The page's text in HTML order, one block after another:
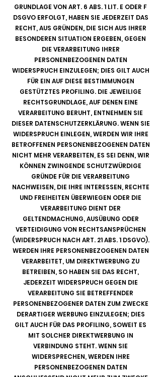
GRUNDLAGE VON ART. 6 ABS. 1 LIT. E ODER F
DSGVO ERFOLGT, HABEN SIE JEDERZEIT DAS
RECHT, AUS GRÜNDEN, DIE SICH AUS IHRER
BESONDEREN SITUATION ERGEBEN, GEGEN
DIE VERARBEITUNG IHRER
PERSONENBEZOGENEN DATEN
WIDERSPRUCH EINZULEGEN; DIES GILT AUCH
FÜR EIN AUF DIESE BESTIMMUNGEN
GESTÜTZTES PROFILING. DIE JEWEILIGE
RECHTSGRUNDLAGE, AUF DENEN EINE
VERARBEITUNG BERUHT, ENTNEHMEN SIE
DIESER DATENSCHUTZERKLÄRUNG. WENN SIE
WIDERSPRUCH EINLEGEN, WERDEN WIR IHRE
BETROFFENEN PERSONENBEZOGENEN DATEN
NICHT MEHR VERARBEITEN, ES SEI DENN, WIR
KÖNNEN ZWINGENDE SCHUTZWÜRDIGE
GRÜNDE FÜR DIE VERARBEITUNG
NACHWEISEN, DIE IHRE INTERESSEN, RECHTE
UND FREIHEITEN ÜBERWIEGEN ODER DIE
VERARBEITUNG DIENT DER
GELTENDMACHUNG, AUSÜBUNG ODER
VERTEIDIGUNG VON RECHTSANSPRÜCHEN
(WIDERSPRUCH NACH ART. 21 ABS. 1 DSGVO).
WERDEN IHRE PERSONENBEZOGENEN DATEN
VERARBEITET, UM DIREKTWERBUNG ZU
BETREIBEN, SO HABEN SIE DAS RECHT,
JEDERZEIT WIDERSPRUCH GEGEN DIE
VERARBEITUNG SIE BETREFFENDER
PERSONENBEZOGENER DATEN ZUM ZWECKE
DERARTIGER WERBUNG EINZULEGEN; DIES
GILT AUCH FÜR DAS PROFILING, SOWEIT ES
MIT SOLCHER DIREKTWERBUNG IN
VERBINDUNG STEHT. WENN SIE
WIDERSPRECHEN, WERDEN IHRE
PERSONENBEZOGENEN DATEN